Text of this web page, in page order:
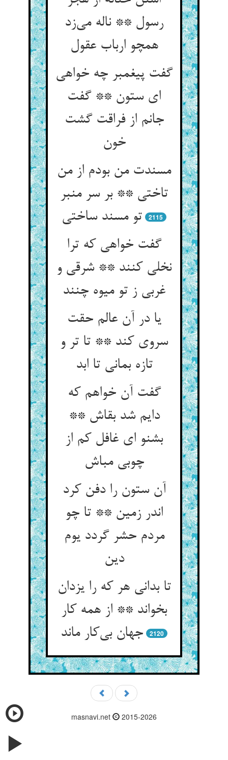
رسول ** ناله می‌‌زد
همچو ارباب عقول‌‌
گفت پیغمبر چه خواهی
ای ستون ** گفت
جانم از فراقت گشت
خون‌‌
مسندت من بودم از من
تاختی ** بر سر منبر
2115
گفت خواهی که ترا
نخلی کنند ** شرقی و
غربی ز تو میوه چنند
یا در آن عالم حقت
سروی کند ** تا تر و
تازه بمانی تا ابد
گفت آن خواهم که
دایم شد بقاش **
بشنو ای غافل کم از
چوبی مباش‌‌
آن ستون را دفن کرد
اندر زمین ** تا چو
مردم حشر گردد یوم
دین‌‌
تا بدانی هر که را یزدان
بخواند ** از همه کار
جهان بی‌‌کار ماند
2120
masnavi.net 2015-2026